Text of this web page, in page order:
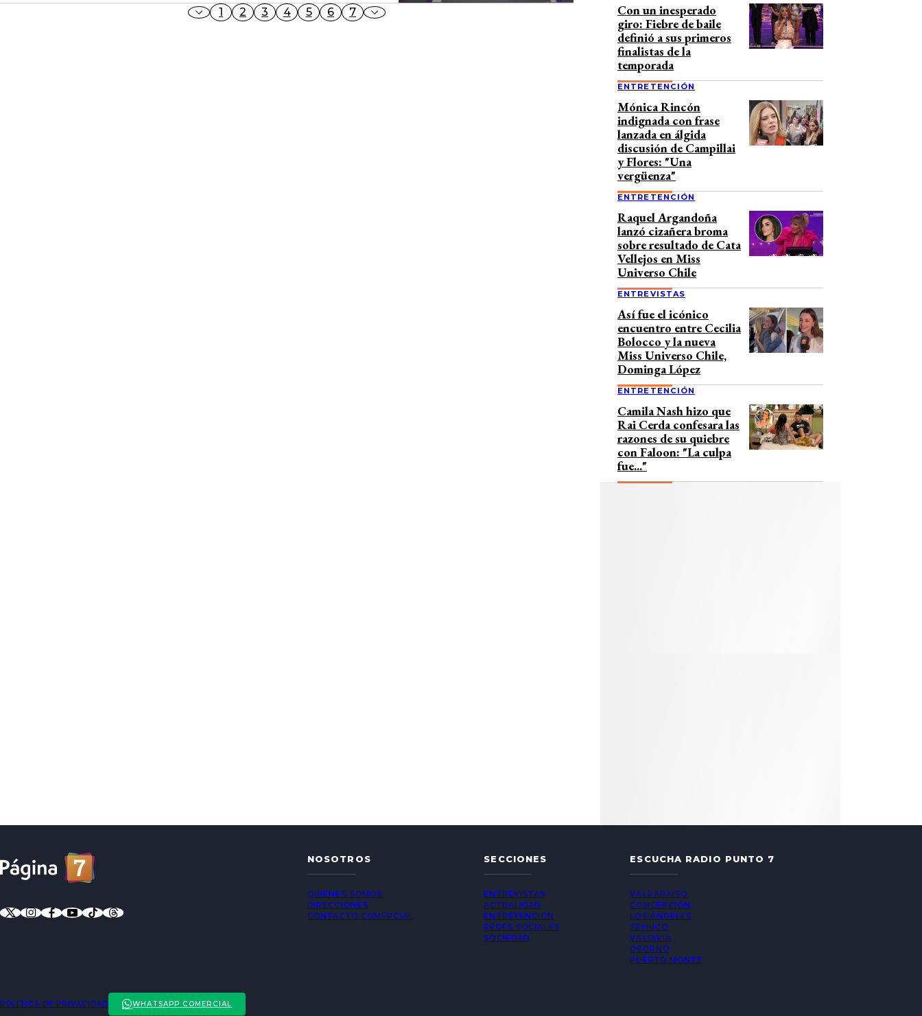
1 2 3 4 5 6 7
Con un inesperado
giro: Fiebre de baile
definió a sus primeros
finalistas de la
temporada
ENTRETENCIÓN
Mónica Rincón
indignada con frase
lanzada en álgida
discusión de Campillai
y Flores: "Una
vergüenza"
ENTRETENCIÓN
Raquel Argandoña
lanzó cizañera broma
sobre resultado de Cata
Vellejos en Miss
Universo Chile
ENTREVISTAS
Así fue el icónico
encuentro entre Cecilia
Bolocco y la nueva
Miss Universo Chile,
Dominga López
ENTRETENCIÓN
Camila Nash hizo que
Rai Cerda confesara las
razones de su quiebre
con Faloon: "La culpa
fue..."
NOSOTROS
QUIÉNES SOMOS
DIRECCIONES
CONTACTO COMERCIAL
SECCIONES
ENTREVISTAS
ACTUALIDAD
ENTRETENCIÓN
REDES SOCIALES
SOCIEDAD
ESCUCHA RADIO PUNTO 7
VALPARAÍSO
CONCEPCIÓN
LOS ÁNGELES
TEMUCO
VALDIVIA
OSORNO
PUERTO MONTT
POLÍTICA DE PRIVACIDAD WHATSAPP COMERCIAL